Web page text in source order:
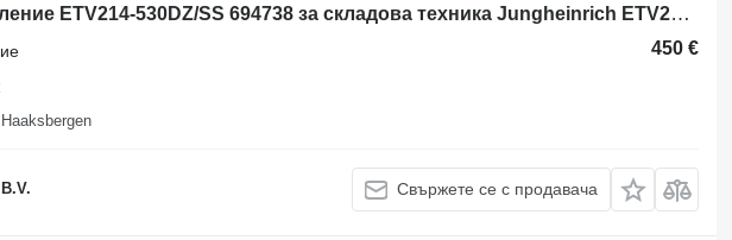
Блок за управление ETV214-530DZ/SS 694738 за складова техника Jungheinrich ETV214-530DZ/SS
450 €
Свържете се с продавача